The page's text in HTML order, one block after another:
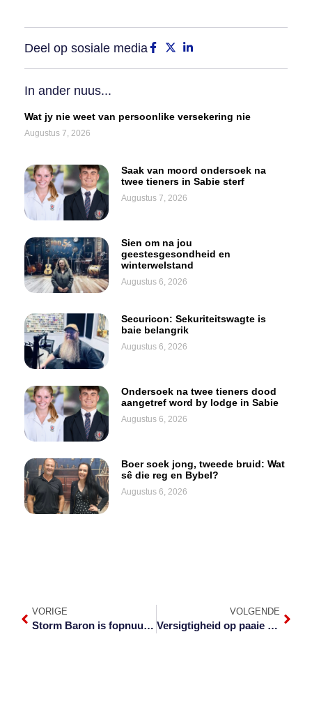
Deel op sosiale media
In ander nuus...
Wat jy nie weet van persoonlike versekering nie
Augustus 7, 2026
Saak van moord ondersoek na
twee tieners in Sabie sterf
Augustus 7, 2026
Sien om na jou
geestesgesondheid en
winterwelstand
Augustus 6, 2026
Securicon: Sekuriteitswagte is
baie belangrik
Augustus 6, 2026
Ondersoek na twee tieners dood
aangetref word by lodge in Sabie
Augustus 6, 2026
Boer soek jong, tweede bruid: Wat
sê die reg en Bybel?
Augustus 6, 2026
VORIGE
Storm Baron is fopnuus maar groot reën kom
VOLGENDE
Versigtigheid op paaie bepleit